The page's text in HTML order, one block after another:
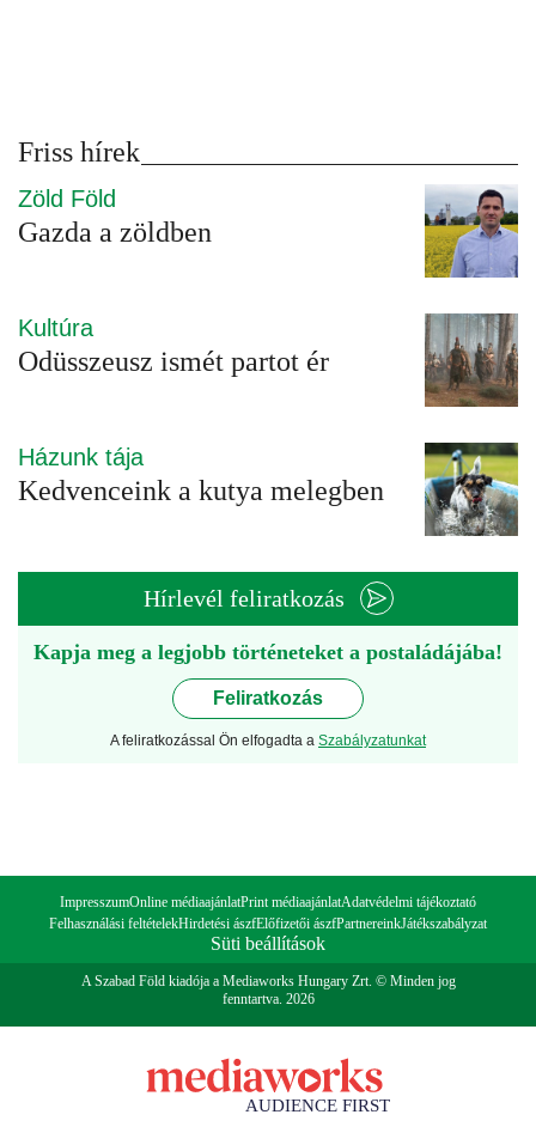
Friss hírek
Zöld Föld
Gazda a zöldben
Kultúra
Odüsszeusz ismét partot ér
Házunk tája
Kedvenceink a kutya melegben
Hírlevél feliratkozás
Kapja meg a legjobb történeteket a postaládájába!
Feliratkozás
A feliratkozással Ön elfogadta a Szabályzatunkat
ImpresszumOnline médiaajánlatPrint médiaajánlatAdatvédelmi tájékoztató
Felhasználási feltételekHirdetési ászfElőfizetői ászfPartnereinkJátékszabályzat
Süti beállítások
A Szabad Föld kiadója a Mediaworks Hungary Zrt. © Minden jog
fenntartva. 2026